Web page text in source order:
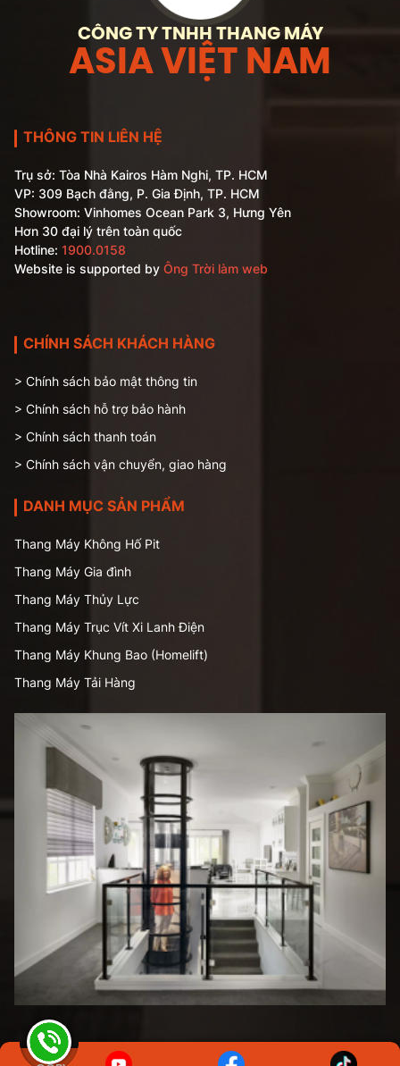
CÔNG TY TNHH THANG MÁY
ASIA VIỆT NAM
THÔNG TIN LIÊN HỆ
Trụ sở: Tòa Nhà Kairos Hàm Nghi, TP. HCM
VP: 309 Bạch đằng, P. Gia Định, TP. HCM
Showroom: Vinhomes Ocean Park 3, Hưng Yên
Hơn 30 đại lý trên toàn quốc
Hotline: 1900.0158
Website is supported by Ông Trời làm web
CHÍNH SÁCH KHÁCH HÀNG
> Chính sách bảo mật thông tin
> Chính sách hỗ trợ bảo hành
> Chính sách thanh toán
> Chính sách vận chuyển, giao hàng
DANH MỤC SẢN PHẨM
Thang Máy Không Hố Pit
Thang Máy Gia đình
Thang Máy Thủy Lực
Thang Máy Trục Vít Xi Lanh Điện
Thang Máy Khung Bao (Homelift)
Thang Máy Tải Hàng